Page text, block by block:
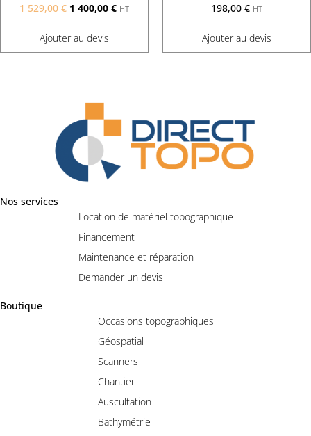
1 529,00 € 1 400,00 € HT
Ajouter au devis
198,00 € HT
Ajouter au devis
Nos services
Location de matériel topographique
Financement
Maintenance et réparation
Demander un devis
Boutique
Occasions topographiques
Géospatial
Scanners
Chantier
Auscultation
Bathymétrie